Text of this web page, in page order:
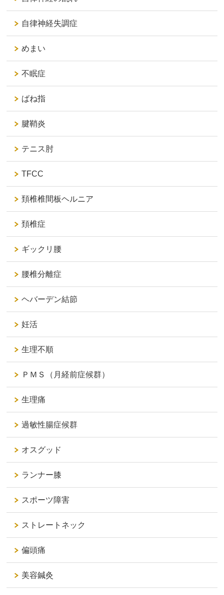
自律神経失調症
めまい
不眠症
ばね指
腱鞘炎
テニス肘
TFCC
頚椎椎間板ヘルニア
頚椎症
ギックリ腰
腰椎分離症
ヘバーデン結節
妊活
生理不順
ＰＭＳ（月経前症候群）
生理痛
過敏性腸症候群
オスグッド
ランナー膝
スポーツ障害
ストレートネック
偏頭痛
美容鍼灸